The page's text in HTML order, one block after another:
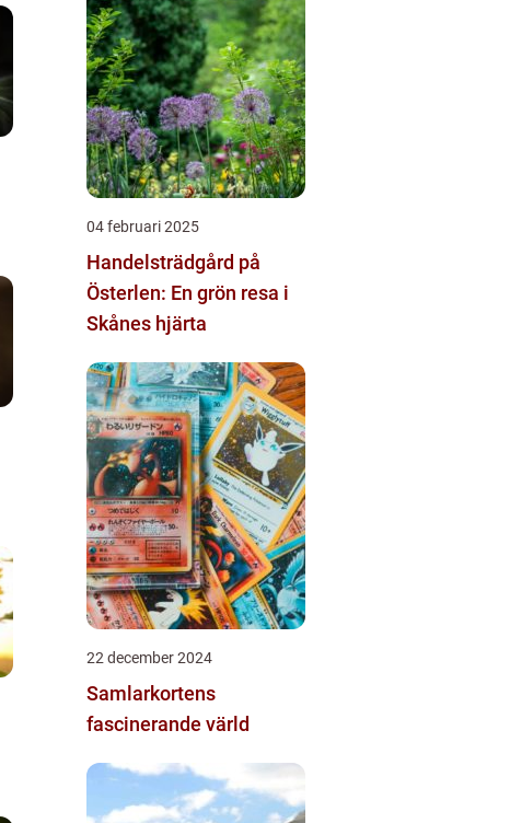
04 februari 2025
Handelsträdgård på
Österlen: En grön resa i
Skånes hjärta
22 december 2024
Samlarkortens
fascinerande värld